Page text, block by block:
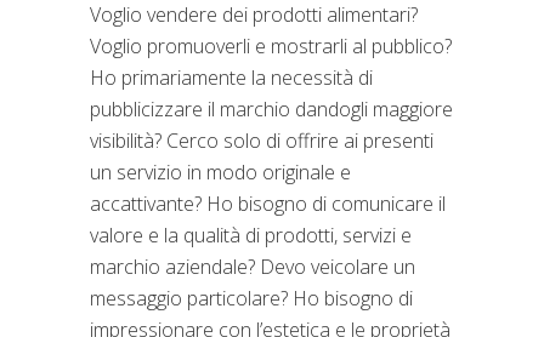
Voglio vendere dei prodotti alimentari?
Voglio promuoverli e mostrarli al pubblico?
Ho primariamente la necessità di
pubblicizzare il marchio dandogli maggiore
visibilità? Cerco solo di offrire ai presenti
un servizio in modo originale e
accattivante? Ho bisogno di comunicare il
valore e la qualità di prodotti, servizi e
marchio aziendale? Devo veicolare un
messaggio particolare? Ho bisogno di
impressionare con l’estetica e le proprietà